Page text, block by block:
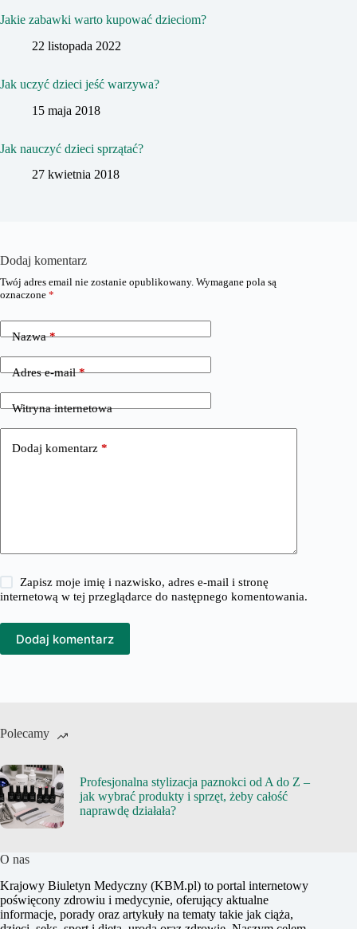
Jakie zabawki warto kupować dzieciom?
22 listopada 2022
Jak uczyć dzieci jeść warzywa?
15 maja 2018
Jak nauczyć dzieci sprzątać?
27 kwietnia 2018
Dodaj komentarz
Twój adres email nie zostanie opublikowany. Wymagane pola są
oznaczone *
Nazwa*
Adres e-mail*
Witryna internetowa
Dodaj komentarz *
Zapisz moje imię i nazwisko, adres e-mail i stronę
internetową w tej przeglądarce do następnego komentowania.
Dodaj komentarz
Polecamy
Profesjonalna stylizacja paznokci od A do Z –
jak wybrać produkty i sprzęt, żeby całość
naprawdę działała?
O nas
Krajowy Biuletyn Medyczny (KBM.pl) to portal internetowy
poświęcony zdrowiu i medycynie, oferujący aktualne
informacje, porady oraz artykuły na tematy takie jak ciąża,